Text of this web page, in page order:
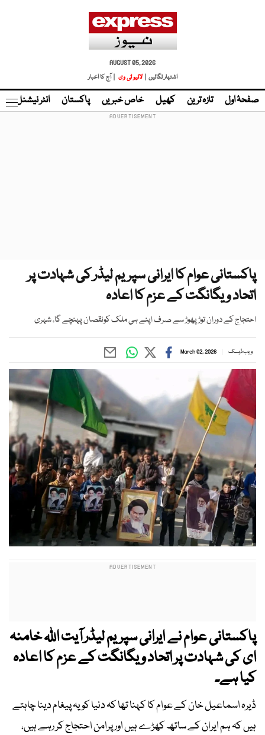
AUGUST 05, 2026
اشتہار لگائیں |
لائیو ٹی وی | آج کا اخبار
صفحۂ اول تازہ ترین کھیل خاص خبریں پاکستان انٹر نیشنل
پاکستانی عوام کا ایرانی سپریم لیڈر کی شہادت پر
اتحاد و یگانگت کے عزم کا اعادہ
احتجاج کے دوران توڑ پھوڑ سے صرف اپنے ہی ملک کونقصان پہنچے گا، شہری
ویب ڈیسک March 02, 2026
پاکستانی عوام نے ایرانی سپریم لیڈر آیت اللہ خامنہ
ای کی شہادت پر اتحاد و یگانگت کے عزم کا اعادہ
کیا ہے۔
ڈیرہ اسماعیل خان کے عوام کا کہنا تھا کہ دنیا کو یہ پیغام دینا چاہتے
ہیں کہ ہم ایران کے ساتھ کھڑے ہیں اور پرامن احتجاج کر رہے ہیں،